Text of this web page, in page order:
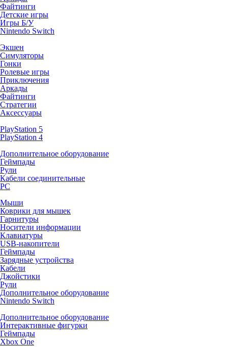
Файтинги
Детские игры
Игры Б/У
Nintendo Switch
Экшен
Симуляторы
Гонки
Ролевые игры
Приключения
Аркады
Файтинги
Стратегии
Аксессуары
PlayStation 5
PlayStation 4
Дополнительное оборудование
Геймпады
Рули
Кабели соединительные
PC
Мыши
Коврики для мышек
Гарнитуры
Носители информации
Клавиатуры
USB-накопители
Геймпады
Зарядные устройства
Кабели
Джойстики
Рули
Дополнительное оборудование
Nintendo Switch
Дополнительное оборудование
Интерактивные фигурки
Геймпады
Xbox One